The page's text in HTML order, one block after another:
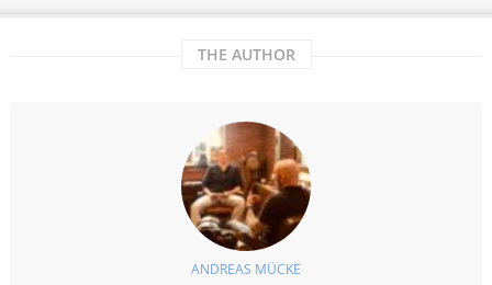
THE AUTHOR
ANDREAS MÜCKE